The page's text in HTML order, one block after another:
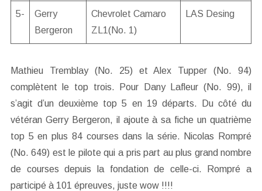
5-
Gerry
Bergeron
Chevrolet Camaro
ZL1(No. 1)
LAS Desing
Mathieu Tremblay (No. 25) et Alex Tupper (No. 94)
complètent le top trois. Pour Dany Lafleur (No. 99), il
s’agit d’un deuxième top 5 en 19 départs. Du côté du
vétéran Gerry Bergeron, il ajoute à sa fiche un quatrième
top 5 en plus 84 courses dans la série. Nicolas Rompré
(No. 649) est le pilote qui a pris part au plus grand nombre
de courses depuis la fondation de celle-ci. Rompré a
participé à 101 épreuves, juste wow !!!!